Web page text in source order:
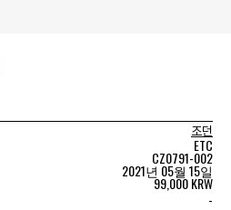
조던
ETC
CZ0791-002
2021년 05월 15일
99,000 KRW
-